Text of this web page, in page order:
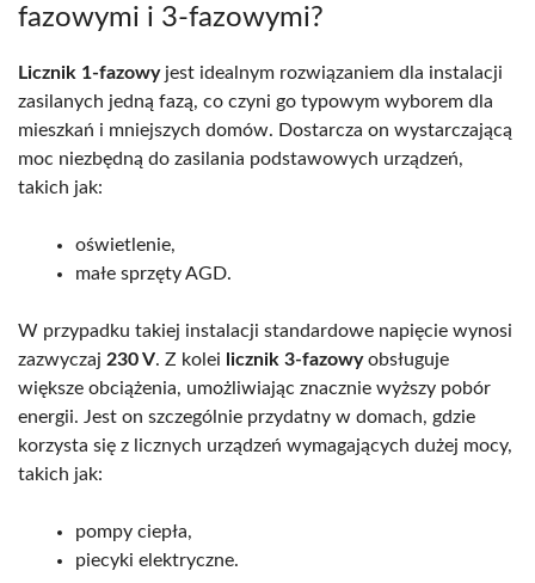
fazowymi i 3-fazowymi?
Licznik 1-fazowyjest idealnym rozwiązaniem dla instalacji
zasilanych jedną fazą, co czyni go typowym wyborem dla
mieszkań i mniejszych domów. Dostarcza on wystarczającą
moc niezbędną do zasilania podstawowych urządzeń,
takich jak:
oświetlenie,
małe sprzęty AGD.
W przypadku takiej instalacji standardowe napięcie wynosi
zazwyczaj 230 V. Z kolei licznik 3-fazowyobsługuje
większe obciążenia, umożliwiając znacznie wyższy pobór
energii. Jest on szczególnie przydatny w domach, gdzie
korzysta się z licznych urządzeń wymagających dużej mocy,
takich jak:
pompy ciepła,
piecyki elektryczne.